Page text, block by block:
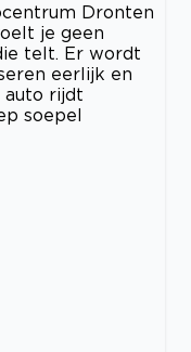
Dronten
je geen
telt. Er wordt
eerlijk en
auto rijdt
soepel